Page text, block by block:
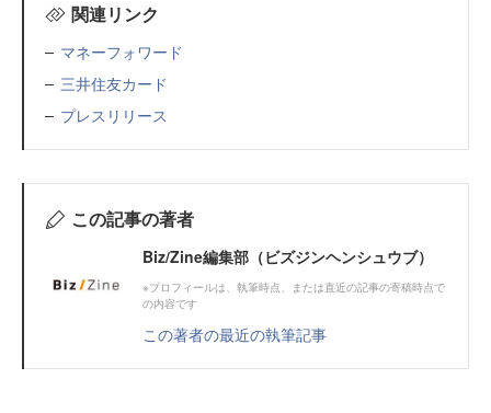
関連リンク
マネーフォワード
三井住友カード
プレスリリース
この記事の著者
Biz/Zine編集部（ビズジンヘンシュウブ）
※プロフィールは、執筆時点、または直近の記事の寄稿時点で
の内容です
この著者の最近の執筆記事